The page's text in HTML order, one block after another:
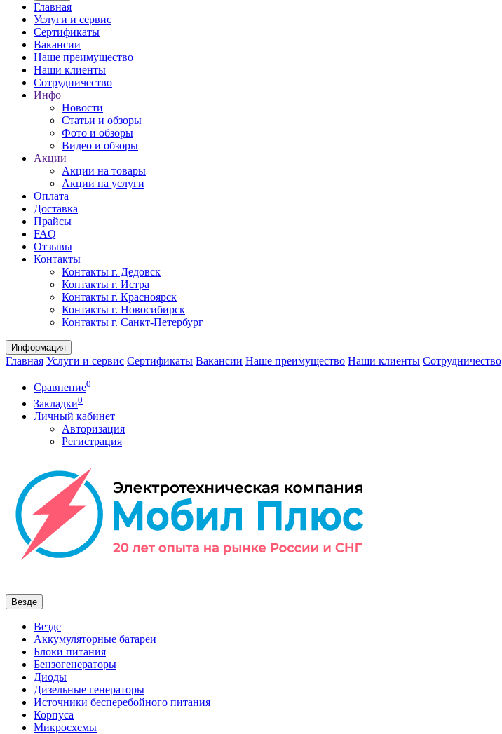
Главная
Услуги и сервис
Сертификаты
Вакансии
Наше преимущество
Наши клиенты
Сотрудничество
Инфо
Новости
Статьи и обзоры
Фото и обзоры
Видео и обзоры
Акции
Акции на товары
Акции на услуги
Оплата
Доставка
Прайсы
FAQ
Отзывы
Контакты
Контакты г. Дедовск
Контакты г. Истра
Контакты г. Красноярск
Контакты г. Новосибирск
Контакты г. Санкт-Петербург
Информация
Главная Услуги и сервис Сертификаты Вакансии Наше преимущество Наши клиенты Сотрудничество
Сравнение0
Закладки0
Личный кабинет
Авторизация
Регистрация
Везде
Везде
Аккумуляторные батареи
Блоки питания
Бензогенераторы
Диоды
Дизельные генераторы
Источники бесперебойного питания
Корпуса
Микросхемы